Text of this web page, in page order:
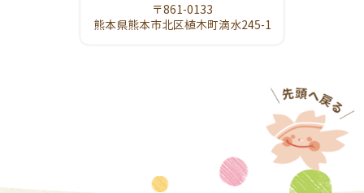
〒861-0133
熊本県熊本市北区植木町滴水245-1